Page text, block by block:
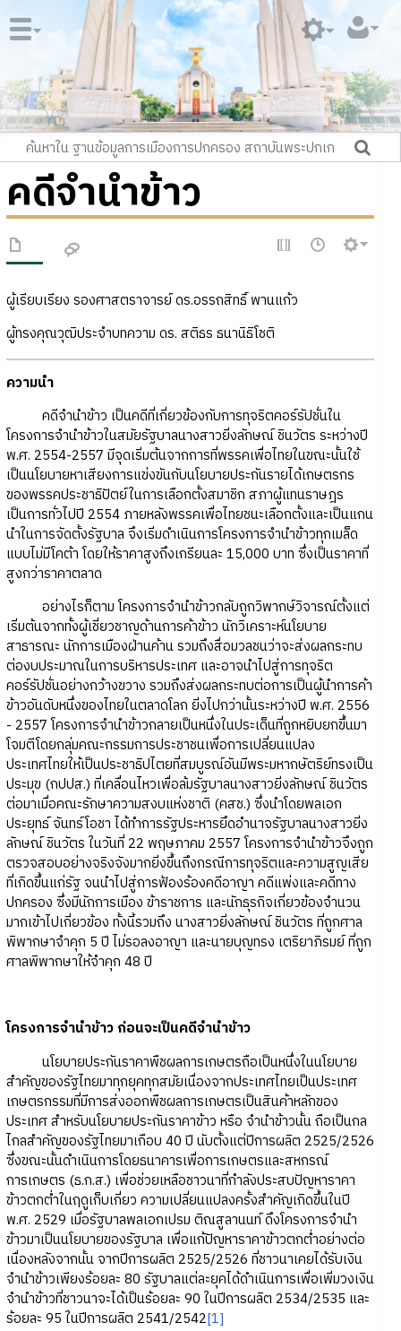
คดีจำนำข้าว
ผู้เรียบเรียง รองศาสตราจารย์ ดร.อรรถสิทธิ์ พานแก้ว
ผู้ทรงคุณวุฒิประจำบทความ ดร. สติธร ธนานิธิโชติ
ความนำ
คดีจำนำข้าว เป็นคดีที่เกี่ยวข้องกับการทุจริตคอร์รัปชั่นใน
โครงการจำนำข้าวในสมัยรัฐบาลนางสาวยิ่งลักษณ์ ชินวัตร ระหว่างปี
พ.ศ. 2554-2557 มีจุดเริ่มต้นจากการที่พรรคเพื่อไทยในขณะนั้นใช้
เป็นนโยบายหาเสียงการแข่งขันกับนโยบายประกันรายได้เกษตรกร
ของพรรคประชาธิปัตย์ในการเลือกตั้งสมาชิก สภาผู้แทนราษฎร
เป็นการทั่วไปปี 2554 ภายหลังพรรคเพื่อไทยชนะเลือกตั้งและเป็นแกน
นำในการจัดตั้งรัฐบาล จึงเริ่มดำเนินการโครงการจำนำข้าวทุกเมล็ด
แบบไม่มีโคต้า โดยให้ราคาสูงถึงเกรียนละ 15,000 บาท ซึ่งเป็นราคาที่
สูงกว่าราคาตลาด
อย่างไรก็ตาม โครงการจำนำข้าวกลับถูกวิพากษ์วิจารณ์ตั้งแต่
เริ่มต้นจากทั้งผู้เชี่ยวชาญด้านการค้าข้าว นักวิเคราะห์นโยบาย
สาธารณะ นักการเมืองฝ่านค้าน รวมถึงสื่อมวลชนว่าจะส่งผลกระทบ
ต่องบประมาณในการบริหารประเทศ และอาจนำไปสู่การทุจริต
คอร์รัปชั่นอย่างกว้างขวาง รวมถึงส่งผลกระทบต่อการเป็นผู้นำการค้า
ข้าวอันดับหนึ่งของไทยในตลาดโลก ยิ่งไปกว่านั้นระหว่างปี พ.ศ. 2556
- 2557 โครงการจำนำข้าวกลายเป็นหนึ่งในประเด็นที่ถูกหยิบยกขึ้นมา
โจมตีโดยกลุ่มคณะกรรมการประชาชนเพื่อการเปลี่ยนแปลง
ประเทศไทยให้เป็นประชาธิปไตยที่สมบูรณ์อันมีพระมหากษัตริย์ทรงเป็น
ประมุข (กปปส.) ที่เคลื่อนไหวเพื่อล้มรัฐบาลนางสาวยิ่งลักษณ์ ชินวัตร
ต่อมาเมื่อคณะรักษาความสงบแห่งชาติ (คสช.) ซึ่งนำโดยพลเอก
ประยุทธ์ จันทร์โอชา ได้ทำการรัฐประหารยึดอำนาจรัฐบาลนางสาวยิ่ง
ลักษณ์ ชินวัตร ในวันที่ 22 พฤษภาคม 2557 โครงการจำนำข้าวจึงถูก
ตรวจสอบอย่างจริงจังมากยิ่งขึ้นถึงกรณีการทุจริตและความสูญเสีย
ที่เกิดขึ้นแก่รัฐ จนนำไปสู่การฟ้องร้องคดีอาญา คดีแพ่งและคดีทาง
ปกครอง ซึ่งมีนักการเมือง ข้าราชการ และนักธุรกิจเกี่ยวข้องจำนวน
มากเข้าไปเกี่ยวข้อง ทั้งนี้รวมถึง นางสาวยิ่งลักษณ์ ชินวัตร ที่ถูกศาล
พิพากษาจำคุก 5 ปี ไม่รอลงอาญา และนายบุญทรง เตริยาภิรมย์ ที่ถูก
ศาลพิพากษาให้จำคุก 48 ปี
โครงการจำนำข้าว ก่อนจะเป็นคดีจำนำข้าว
นโยบายประกันราคาพืชผลการเกษตรถือเป็นหนึ่งในนโยบาย
สำคัญของรัฐไทยมาทุกยุคทุกสมัยเนื่องจากประเทศไทยเป็นประเทศ
เกษตรกรรมที่มีการส่งออกพืชผลการเกษตรเป็นสินค้าหลักของ
ประเทศ สำหรับนโยบายประกันราคาข้าว หรือ จำนำข้าวนั้น ถือเป็นกล
ไกลสำคัญของรัฐไทยมาเกือบ 40 ปี นับตั้งแต่ปีการผลิต 2525/2526
ซึ่งขณะนั้นดำเนินการโดยธนาคารเพื่อการเกษตรและสหกรณ์
การเกษตร (ธ.ก.ส.) เพื่อช่วยเหลือชาวนาที่กำลังประสบปัญหาราคา
ข้าวตกต่ำในฤดูเก็บเกี่ยว ความเปลี่ยนแปลงครั้งสำคัญเกิดขึ้นในปี
พ.ศ. 2529 เมื่อรัฐบาลพลเอกเปรม ติณสูลานนท์ ดึงโครงการจำนำ
ข้าวมาเป็นนโยบายของรัฐบาล เพื่อแก้ปัญหาราคาข้าวตกต่ำอย่างต่อ
เนื่องหลังจากนั้น จากปีการผลิต 2525/2526 ที่ชาวนาเคยได้รับเงิน
จำนำข้าวเพียงร้อยละ 80 รัฐบาลแต่ละยุคได้ดำเนินการเพื่อเพิ่มวงเงิน
จำนำข้าวที่ชาวนาจะได้เป็นร้อยละ 90 ในปีการผลิต 2534/2535 และ
ร้อยละ 95 ในปีการผลิต 2541/2542[1]